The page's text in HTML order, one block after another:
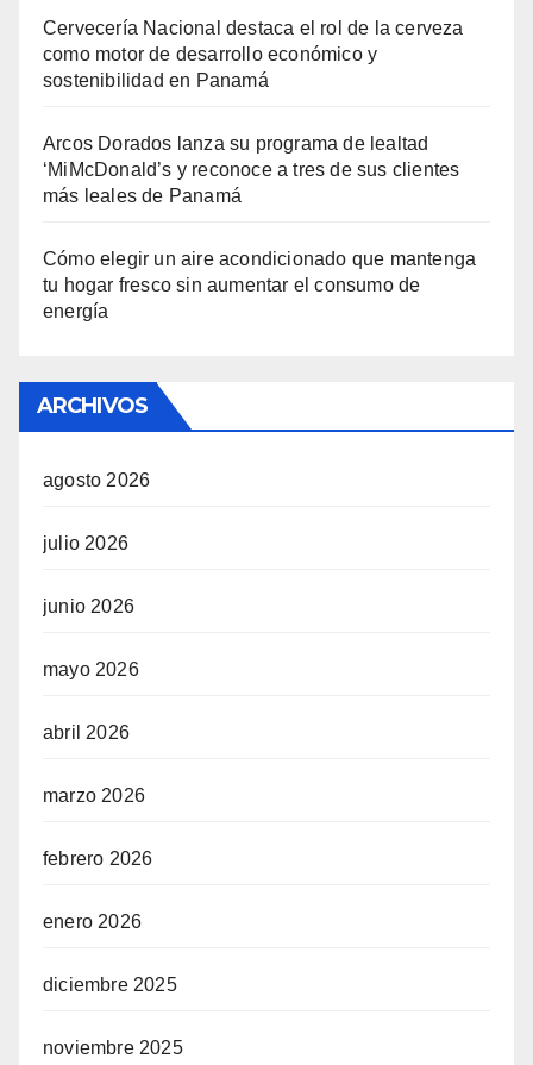
Cervecería Nacional destaca el rol de la cerveza
como motor de desarrollo económico y
sostenibilidad en Panamá
Arcos Dorados lanza su programa de lealtad
‘MiMcDonald’s y reconoce a tres de sus clientes
más leales de Panamá
Cómo elegir un aire acondicionado que mantenga
tu hogar fresco sin aumentar el consumo de
energía
ARCHIVOS
agosto 2026
julio 2026
junio 2026
mayo 2026
abril 2026
marzo 2026
febrero 2026
enero 2026
diciembre 2025
noviembre 2025